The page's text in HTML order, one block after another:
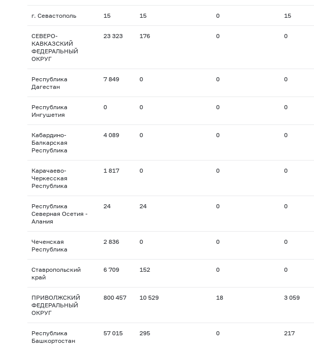
г. Севастополь 15 15 0 15
СЕВЕРО-
КАВКАЗСКИЙ
ФЕДЕРАЛЬНЫЙ
ОКРУГ
23 323 176 0 0
Республика
Дагестан
7 849 0 0 0
Республика
Ингушетия
0 0 0 0
Кабардино-
Балкарская
Республика
4 089 0 0 0
Карачаево-
Черкесская
Республика
1 817 0 0 0
Республика
Северная Осетия -
Алания
24 24 0 0
Чеченская
Республика
2 836 0 0 0
Ставропольский
край
6 709 152 0 0
ПРИВОЛЖСКИЙ
ФЕДЕРАЛЬНЫЙ
ОКРУГ
800 457 10 529 18 3 059
Республика
Башкортостан
57 015 295 0 217